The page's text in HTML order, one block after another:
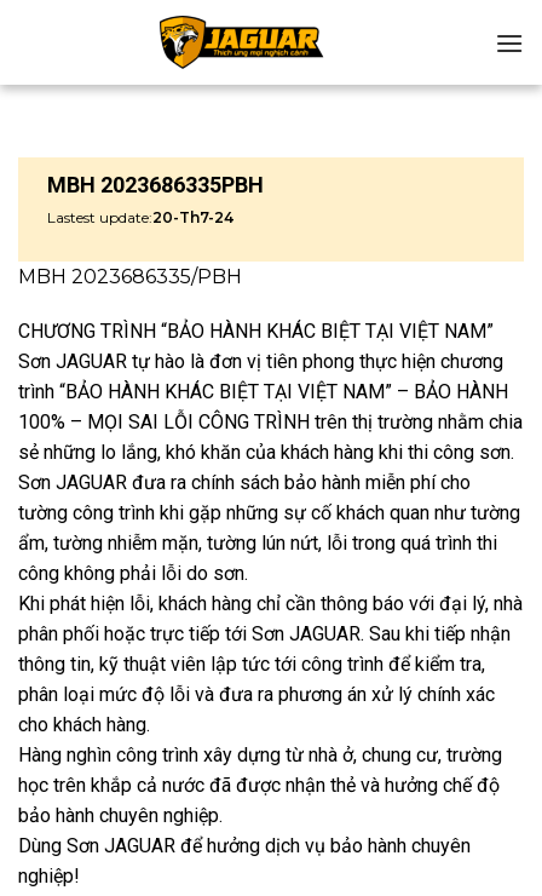
MBH 2023686335PBH
Lastest update:20-Th7-24
MBH 2023686335/PBH
CHƯƠNG TRÌNH “BẢO HÀNH KHÁC BIỆT TẠI VIỆT NAM”
Sơn JAGUAR tự hào là đơn vị tiên phong thực hiện chương
trình “BẢO HÀNH KHÁC BIỆT TẠI VIỆT NAM” – BẢO HÀNH
100% – MỌI SAI LỖI CÔNG TRÌNH trên thị trường nhằm chia
sẻ những lo lắng, khó khăn của khách hàng khi thi công sơn.
Sơn JAGUAR đưa ra chính sách bảo hành miễn phí cho
tường công trình khi gặp những sự cố khách quan như tường
ẩm, tường nhiễm mặn, tường lún nứt, lỗi trong quá trình thi
công không phải lỗi do sơn.
Khi phát hiện lỗi, khách hàng chỉ cần thông báo với đại lý, nhà
phân phối hoặc trực tiếp tới Sơn JAGUAR. Sau khi tiếp nhận
thông tin, kỹ thuật viên lập tức tới công trình để kiểm tra,
phân loại mức độ lỗi và đưa ra phương án xử lý chính xác
cho khách hàng.
Hàng nghìn công trình xây dựng từ nhà ở, chung cư, trường
học trên khắp cả nước đã được nhận thẻ và hưởng chế độ
bảo hành chuyên nghiệp.
Dùng Sơn JAGUAR để hưởng dịch vụ bảo hành chuyên
nghiệp!